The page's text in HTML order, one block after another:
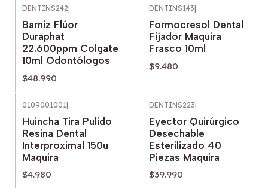
DENTINS242
Barniz Flúor
Duraphat
22.600ppm Colgate
10ml Odontólogos
$48.990
DENTINS143
Formocresol Dental
Fijador Maquira
Frasco 10ml
$9.480
0109001001|
Huincha Tira Pulido
Resina Dental
Interproximal 150u
Maquira
$4.980
DENTINS223|
Eyector Quirúrgico
Desechable
Esterilizado 40
Piezas Maquira
$39.990